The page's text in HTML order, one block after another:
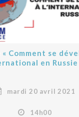
Comment se
en Russie
mardi 20 avril 2021
14h00